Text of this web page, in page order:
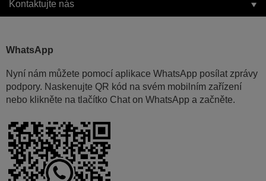
Kontaktujte nás
WhatsApp
Nyní nám můžete pomocí aplikace WhatsApp posílat zprávy
podpory. Naskenujte QR kód na svém mobilním zařízení
nebo klikněte na tlačítko Chat on WhatsApp a začněte.